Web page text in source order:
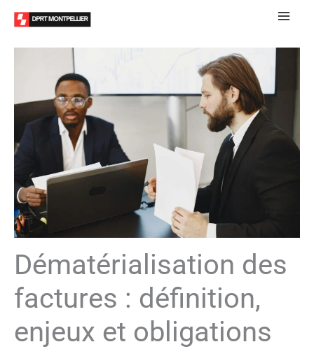
Aller
contenu
Dématérialisation des
factures : définition,
enjeux et obligations